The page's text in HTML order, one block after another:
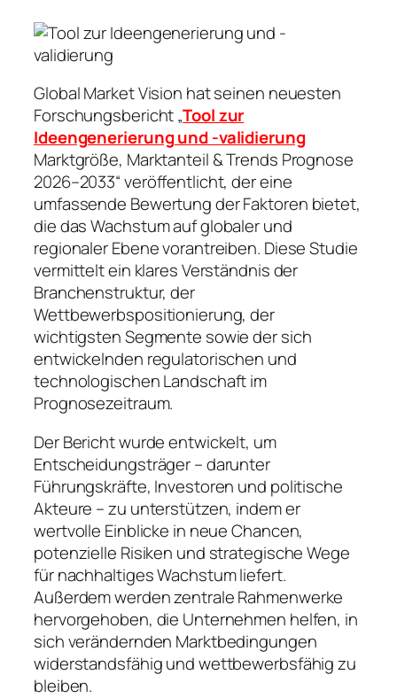
Global Market Vision hat seinen neuesten
Forschungsbericht „Tool zur
Ideengenerierung und -validierung
Marktgröße, Marktanteil & Trends Prognose
2026–2033“ veröffentlicht, der eine
umfassende Bewertung der Faktoren bietet,
die das Wachstum auf globaler und
regionaler Ebene vorantreiben. Diese Studie
vermittelt ein klares Verständnis der
Branchenstruktur, der
Wettbewerbspositionierung, der
wichtigsten Segmente sowie der sich
entwickelnden regulatorischen und
technologischen Landschaft im
Prognosezeitraum.
Der Bericht wurde entwickelt, um
Entscheidungsträger – darunter
Führungskräfte, Investoren und politische
Akteure – zu unterstützen, indem er
wertvolle Einblicke in neue Chancen,
potenzielle Risiken und strategische Wege
für nachhaltiges Wachstum liefert.
Außerdem werden zentrale Rahmenwerke
hervorgehoben, die Unternehmen helfen, in
sich verändernden Marktbedingungen
widerstandsfähig und wettbewerbsfähig zu
bleiben.